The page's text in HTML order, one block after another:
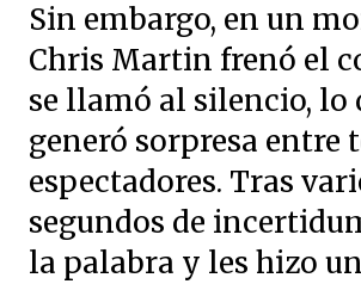
Sin embargo, en un
Chris Martin frenó el
se llamó al silencio, lo
generó sorpresa entre
espectadores. Tras
segundos de
la palabra y les hizo